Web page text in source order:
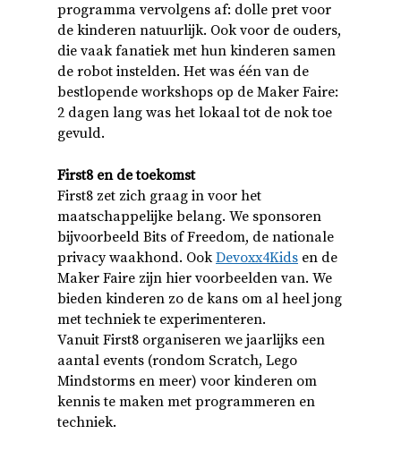
programma vervolgens af: dolle pret voor
de kinderen natuurlijk. Ook voor de ouders,
die vaak fanatiek met hun kinderen samen
de robot instelden. Het was één van de
bestlopende workshops op de Maker Faire:
2 dagen lang was het lokaal tot de nok toe
gevuld.
First8 en de toekomst
First8 zet zich graag in voor het
maatschappelijke belang. We sponsoren
bijvoorbeeld Bits of Freedom, de nationale
privacy waakhond. OokDevoxx4Kids en de
Maker Faire zijn hier voorbeelden van. We
bieden kinderen zo de kans om al heel jong
met techniek te experimenteren.
Vanuit First8 organiseren we jaarlijks een
aantal events (rondom Scratch, Lego
Mindstorms en meer) voor kinderen om
kennis te maken met programmeren en
techniek.